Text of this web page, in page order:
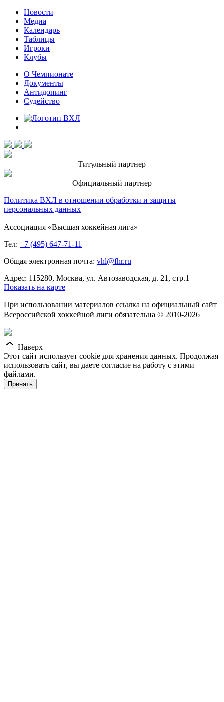
Новости
Медиа
Календарь
Таблицы
Игроки
Клубы
О Чемпионате
Документы
Антидопинг
Судейство
Титульный партнер
Официальный партнер
Политика ВХЛ в отношении обработки и защиты
персональных данных
Ассоциация «Высшая хоккейная лига»
Тел: +7 (495) 647-71-11
Общая электронная почта: vhl@fhr.ru
Адрес: 115280, Москва, ул. Автозаводская, д. 21, стр.1
Показать на карте
При использовании материалов ссылка на официальный сайт
Всероссийской хоккейной лиги обязательна © 2010-2026
Наверх
Этот сайт использует cookie для хранения данных. Продолжая
использовать сайт, вы даете согласие на работу с этими
файлами.
Принять